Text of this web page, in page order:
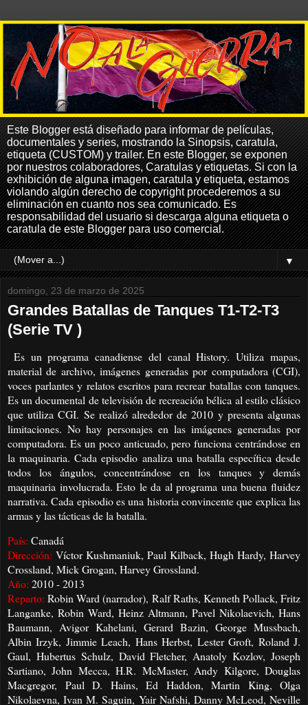
Este Blogger está diseñado para informar de películas,
documentales y series, mostrando la Sinopsis, caratula,
etiqueta (CUSTOM) y trailer. En este Blogger, se exponen
por nuestros colaboradores, Caratulas y etiquetas. Si con la
exhibición de alguna imagen, caratula y etiqueta, estamos
violando algún derecho de copyright procederemos a su
eliminación en cuanto nos sea comunicado. Es
responsabilidad del usuario si descarga alguna etiqueta o
caratula de este Blogger para uso comercial.
▼
domingo, 23 de marzo de 2025
Grandes Batallas de Tanques T1-T2-T3
(Serie TV )
Es un programa canadiense del canal History. Utiliza mapas,
material de archivo, imágenes generadas por computadora (CGI),
voces parlantes y relatos escritos para recrear batallas con tanques.
Es un documental de televisión de recreación bélica al estilo clásico
que utiliza CGI. Se realizó alrededor de 2010 y presenta algunas
limitaciones. No hay personajes en las imágenes generadas por
computadora. Es un poco anticuado, pero funciona centrándose en
la maquinaria. Cada episodio analiza una batalla específica desde
todos los ángulos, concentrándose en los tanques y demás
maquinaria involucrada. Esto le da al programa una buena fluidez
narrativa. Cada episodio es una historia convincente que explica las
armas y las tácticas de la batalla.
País: Canadá
Dirección: Víctor Kushmaniuk, Paul Kilback, Hugh Hardy, Harvey
Crossland, Mick Grogan, Harvey Grossland.
Año: 2010 - 2013
Reparto: Robin Ward (narrador), Ralf Raths, Kenneth Pollack, Fritz
Langanke, Robin Ward, Heinz Altmann, Pavel Nikolaevich, Hans
Baumann, Avigor Kahelani, Gerard Bazin, George Mussbach,
Albin Irzyk, Jimmie Leach, Hans Herbst, Lester Groft, Roland J.
Gaul, Hubertus Schulz, David Fletcher, Anatoly Kozlov, Joseph
Sartiano, John Mecca, H.R. McMaster, Andy Kilgore, Douglas
Macgregor, Paul D. Hains, Ed Haddon, Martin King, Olga
Nikolaevna, Ivan M. Saguin, Yair Nafshi, Danny McLeod, Neville